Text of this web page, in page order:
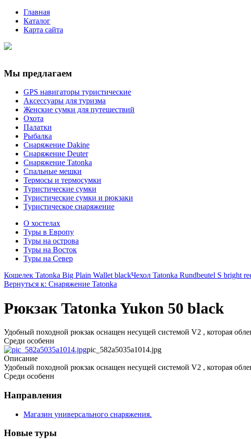
Главная
Каталог
Карта сайта
Мы предлагаем
GPS навигаторы туристические
Аксессуары для туризма
Женские сумки для путешествий
Охота
Палатки
Рыбалка
Снаряжение Dakine
Снаряжение Deuter
Снаряжение Tatonka
Спальные мешки
Термосы и термосумки
Туристические сумки
Туристические сумки и рюкзаки
Туристическое снаряжение
О хостелах
Туры в Европу
Туры на острова
Туры на Восток
Туры на Север
Кошелек Tatonka Big Plain Wallet blackЧехол Tatonka Rundbeutel S bright
Вернуться к: Снаряжение Tatonka
Рюкзак Tatonka Yukon 50 black
Удобный походной рюкзак оснащен несущей системой V2 ​, которая
Среди особенн
pic_582a5035a1014.jpg
Описание
Удобный походной рюкзак оснащен несущей системой V2 ​, которая
Среди особенн
Направления
Магазин универсального снаряжения.
Новые туры